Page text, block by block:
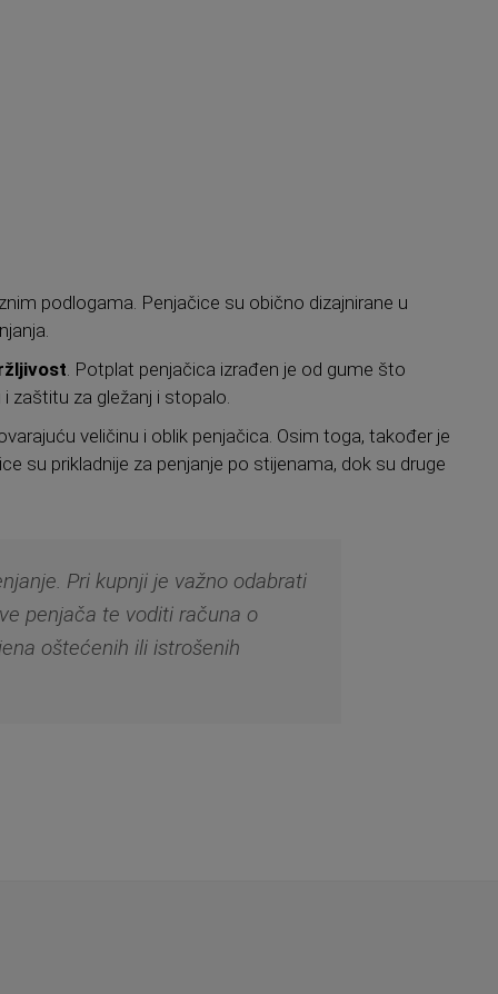
podlogama. Penjačice su obično dizajnirane u
. Potplat penjačica izrađen je od gume što
zaštitu za gležanj i stopalo.
veličinu i oblik penjačica. Osim toga, također je
su prikladnije za penjanje po stijenama, dok su druge
Pri kupnji je važno odabrati
penjača te voditi računa o
oštećenih ili istrošenih